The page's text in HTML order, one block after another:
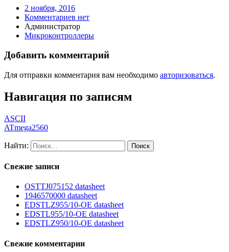
2 ноября, 2016
Комментариев нет
Администратор
Микроконтроллеры
Добавить комментарий
Для отправки комментария вам необходимо авторизоваться.
Навигация по записям
ASCII
ATmega2560
Найти:
Свежие записи
OSTTJ075152 datasheet
1946570000 datasheet
EDSTLZ955/10-OE datasheet
EDSTL955/10-OE datasheet
EDSTLZ950/10-OE datasheet
Свежие комментарии